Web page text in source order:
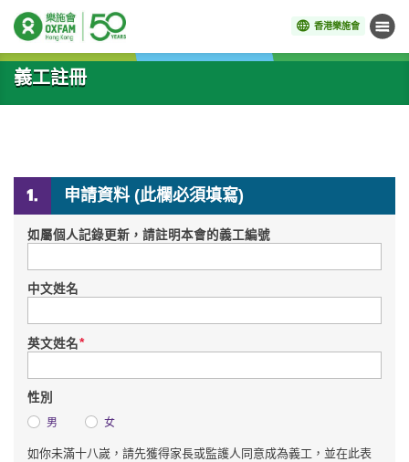
香港樂施會 目錄
開始主要內容
義工註冊
申請資料 (此欄必須填寫)
如屬個人記錄更新，請註明本會的義工編號
中文姓名
英文姓名*
性別
男 女
如你未滿十八嵗，請先獲得家長或監護人同意成為義工，並在此表